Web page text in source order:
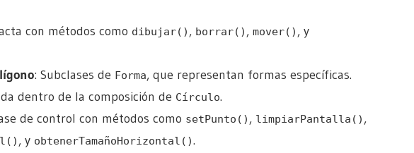
con métodos como dibujar() , borrar() , mover() , y
: Subclases de Forma, que representan formas específicas.
dentro de la composición de Círculo.
de control con métodos como setPunto() , limpiarPantalla() ,
, y obtenerTamañoHorizontal().